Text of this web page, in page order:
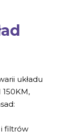
układu
filtrów